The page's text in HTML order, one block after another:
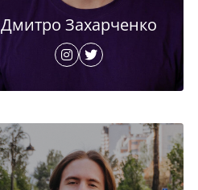
Дмитро Захарченко